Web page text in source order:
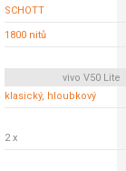
SCHOTT
1800 nitů
vivo V50 Lite
klasický, hloubkový
2 x